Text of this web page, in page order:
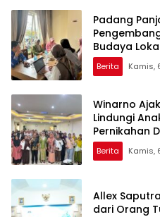
Padang
Budaya
Berita Kamis,
Winarno
Lindungi
Pernikahan
Berita Kamis,
Allex
dari Orang